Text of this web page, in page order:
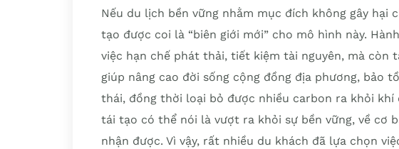
Nếu du lịch bền vững nhằm mục đích không gây hại
tạo được coi là “biên giới mới” cho mô hình này.
việc hạn chế phát thải, tiết kiệm tài nguyên, mà còn
giúp nâng cao đời sống cộng đồng địa phương, bảo
thái, đồng thời loại bỏ được nhiều carbon ra khỏi khí
tái tạo có thể nói là vượt ra khỏi sự bền vững, về cơ
nhận được. Vì vậy, rất nhiều du khách đã lựa chọn